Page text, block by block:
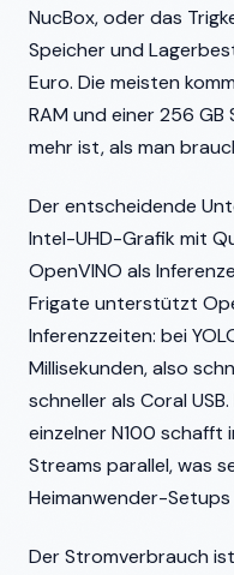
NucBox, oder das
Speicher und
Euro. Die meisten
RAM und einer 256 GB
mehr ist, als man
Der entscheidende
Intel-UHD-Grafik mit
OpenVINO als
Frigate unterstützt
Inferenzzeiten: bei
Millisekunden, also
schneller als Coral
einzelner N100 schafft
Streams parallel, was
Heimanwender-
Der Stromverbrauch